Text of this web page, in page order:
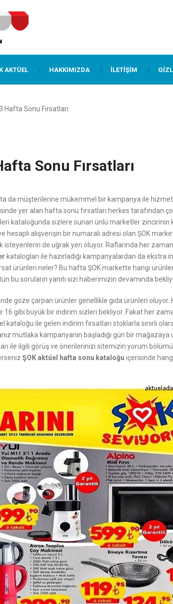
AKTÜEL HAKKIMIZDA İLETIŞIM
Hafta Sonu Fırsatları
Sonu Fırsatları
da müşterilerine mükemmel bir kampanya ile
yer alan hafta sonu fırsatları herkes tarafından
kataloğunda sizlere sunan ünlü marketler zincirinin
hesaplı alışverişin bir numaralı adresi olan ŞOK
de uğrak yeri oluyor. Raflarında her
katalogları ile hazırladığı kampanyalardan da ekstra
ürünleri neler? Bu hafta ŞOK markette hangi
bu soruların yanıtı sizi haberimizin devamında
göze çarpan ürünler genellikle gıda ürünleri oluyor.
gibi büyük bir indirim sizleri bekliyor. Fakat her
ile gelen indirim fırsatları stoklarla sınırlı
mutlaka kampanyanın başladığı gün bir mağazaya
ile ilgili görüş ve önerilerinizi sitemizin yorum
ŞOK aktüel hafta sonu kataloğu içerisinde